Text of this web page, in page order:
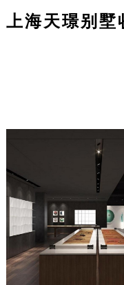
上海天璟别墅